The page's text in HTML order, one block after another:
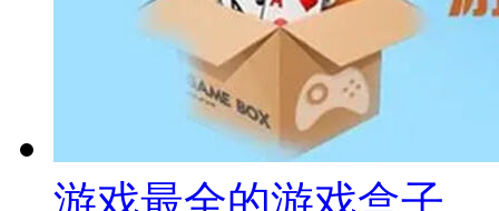
游戏最全的游戏盒子